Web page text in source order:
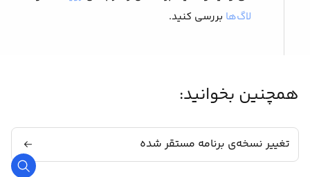
لاگ‌ها بررسی کنید.
همچنین بخوانید:
تغییر نسخه‌ی برنامه مستقر شده